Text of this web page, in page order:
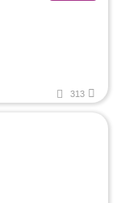
313